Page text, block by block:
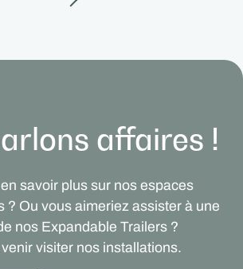
affaires !
savoir plus sur nos espaces
? Ou vous aimeriez assister à une
nos Expandable Trailers ?
visiter nos installations.